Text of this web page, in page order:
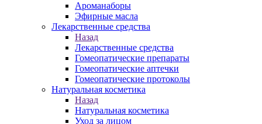
Ароманаборы
Эфирные масла
Лекарственные средства
Назад
Лекарственные средства
Гомеопатические препараты
Гомеопатические аптечки
Гомеопатические протоколы
Натуральная косметика
Назад
Натуральная косметика
Уход за лицом